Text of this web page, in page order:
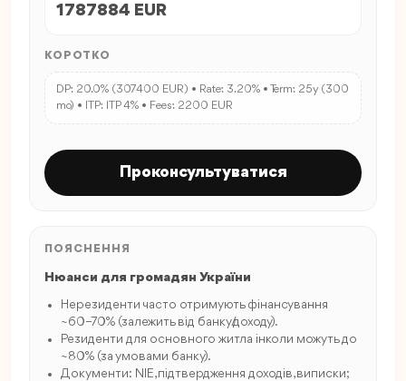
1787884 EUR
КОРОТКО
DP: 20.0% (307400 EUR) • Rate: 3.20% • Term: 25y (300
mo) • ITP: ITP 4% • Fees: 2200 EUR
Проконсультуватися
ПОЯСНЕННЯ
Нюанси для громадян України
Нерезиденти часто отримують фінансування
~60–70% (залежить від банку/доходу).
Резиденти для основного житла інколи можуть до
~80% (за умовами банку).
Документи: NIE, підтвердження доходів, виписки;